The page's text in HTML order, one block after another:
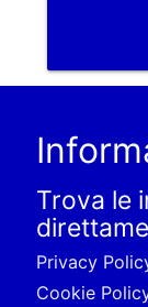
Trova le
Privacy
Cookie